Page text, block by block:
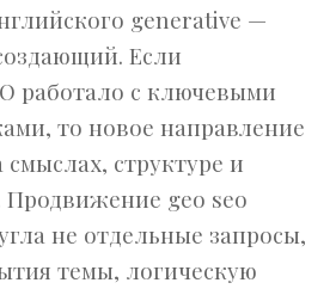
generative —
Если
работало с ключевыми
то новое направление
структуре и
Продвижение geo seo
не отдельные запросы,
темы, логическую